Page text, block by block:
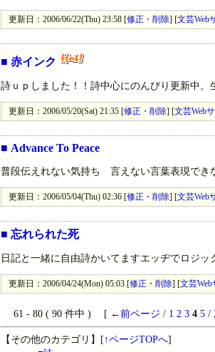
更新日：2006/06/22(Thu) 23:58 [ 修正・削除 文芸Web
■ 赤インク
詩ｕｐしました！！詩中心にのんびり更新中。
更新日：2006/05/20(Sat) 21:35 [ 修正・削除 文芸Web
■ Advance To Peace
普段伝えれない気持ち 言えない言葉表現で
更新日：2006/05/04(Thu) 02:36 [ 修正・削除 文芸Web
■ 忘れられた死
日記と一緒に自由詩かいてますエッヂでロジッ
更新日：2006/04/24(Mon) 05:03 [ 修正・削除 文芸
61 - 80 ( 90 件中 ) [ ←前ページ / 1 2 3 4 5 /
【その他のカテゴリ】 [ ↑ページTOPへ]